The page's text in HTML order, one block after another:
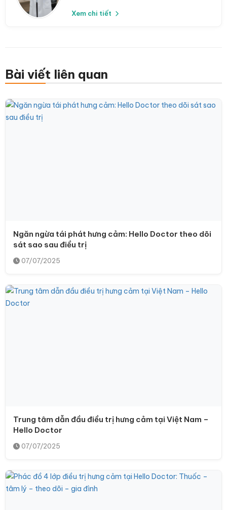
Xem chi tiết
Bài viết liên quan
Ngăn ngừa tái phát hưng cảm: Hello Doctor theo dõi
sát sao sau điều trị
07/07/2025
Trung tâm dẫn đầu điều trị hưng cảm tại Việt Nam –
Hello Doctor
07/07/2025